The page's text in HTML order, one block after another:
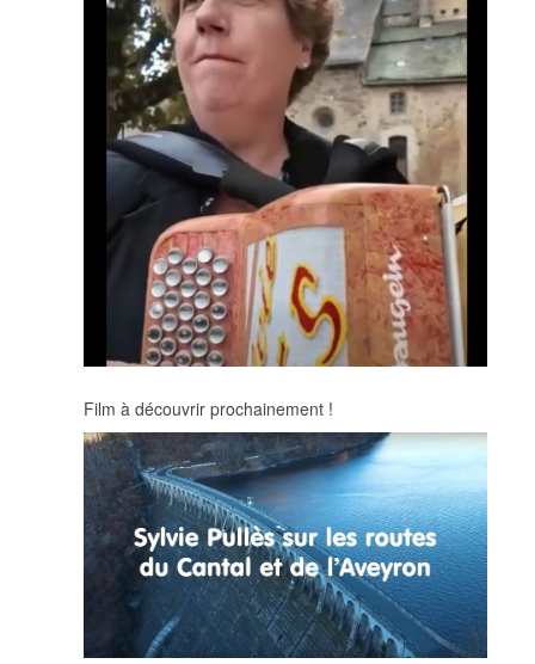
Film à découvrir prochainement !